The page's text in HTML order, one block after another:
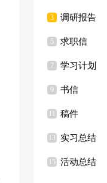
3 调研报告
5 求职信
7 学习计划
9 书信
稿件
13 实习总结
15 活动总结